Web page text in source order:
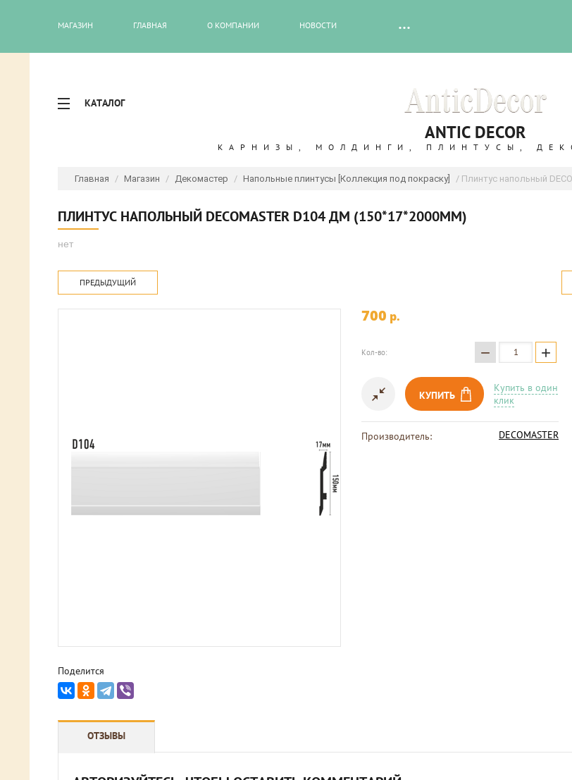
МАГАЗИН ГЛАВНАЯ О КОМПАНИИ
НОВОСТИ
КАТАЛОГ
ANTIC DECOR
КАРНИЗЫ, МОЛДИНГИ, ПЛИНТУСЫ,
Главная / Магазин / Декомастер / Напольные плинтусы [Коллекция под покраску] / Плинтус напольный
ПЛИНТУС НАПОЛЬНЫЙ DECOMASTER D104 ДМ (150*17*2000ММ)
нет
ПРЕДЫДУЩИЙ
Поделится
700 p.
Кол-во: − +
КУПИТЬ
Купить в один
клик
Производитель: DECOMASTER
ОТЗЫВЫ